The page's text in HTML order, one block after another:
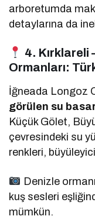
arboretumda
detaylarına da
4. Kırklareli
Ormanları:
İğneada Longoz
görülen su
Küçük Gölet,
çevresindeki su
renkleri,
Denizle
kuş sesleri
mümkün.